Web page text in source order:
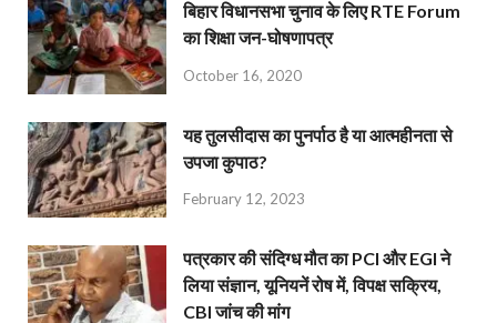
बिहार विधानसभा चुनाव के लिए RTE Forum
का शिक्षा जन-घोषणापत्र
October 16, 2020
यह तुलसीदास का पुनर्पाठ है या आत्महीनता से
उपजा कुपाठ?
February 12, 2023
पत्रकार की संदिग्ध मौत का PCI और EGI ने
लिया संज्ञान, यूनियनें रोष में, विपक्ष सक्रिय,
CBI जांच की मांग